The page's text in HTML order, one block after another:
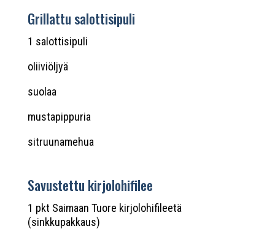
Grillattu salottisipuli
1 salottisipuli
oliiviöljyä
suolaa
mustapippuria
sitruunamehua
Savustettu kirjolohifilee
1 pkt Saimaan Tuore kirjolohifileetä
(sinkkupakkaus)